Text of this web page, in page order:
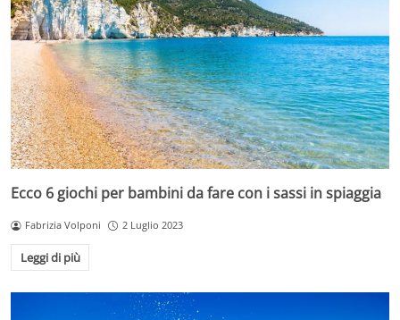
Ecco 6 giochi per bambini da fare con i sassi in spiaggia
Fabrizia Volponi 2 Luglio 2023
Leggi di più